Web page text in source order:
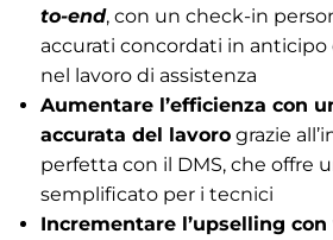
to-end, con un check-in
accurati concordati in anticipo
nel lavoro di assistenza
Aumentare l’efficienza con
accurata del lavoro grazie
perfetta con il DMS, che offre
semplificato per i tecnici
Incrementare l’upselling con